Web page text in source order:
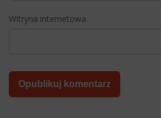
Witryna internetowa